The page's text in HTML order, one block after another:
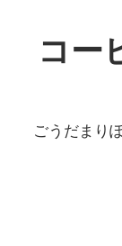
ン
テ
へ
コー
ごうだまり